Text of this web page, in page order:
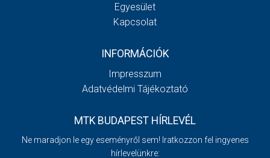
Egyesület
Kapcsolat
INFORMÁCIÓK
Impresszum
Adatvédelmi Tájékoztató
MTK BUDAPEST HÍRLEVÉL
Ne maradjon le egy eseményről sem! Iratkozzon fel ingyenes
hírlevelünkre: